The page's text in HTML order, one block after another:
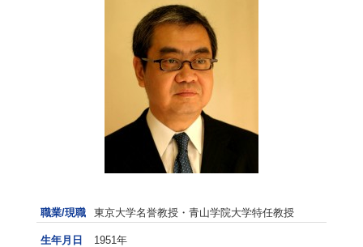
職業/現職 東京大学名誉教授・青山学院大学特任教授
生年月日 1951年